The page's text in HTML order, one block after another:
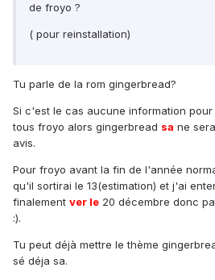
de froyo ?
( pour reinstallation)
Tu parle de la rom gingerbread?
Si c'est le cas aucune information
tous froyo alors gingerbread sa ne
avis.
Pour froyo avant la fin de l'année
qu'il sortirai le 13(estimation) et j'ai
finalement ver le 20 décembre donc
:).
Tu peut déjà mettre le thème
sé déja sa.